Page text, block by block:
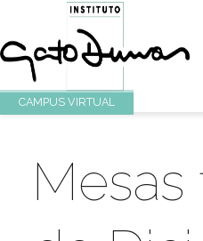
CAMPUS VIRTUAL